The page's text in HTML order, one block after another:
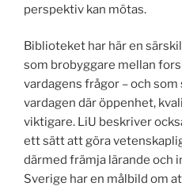
perspektiv kan mötas.
Biblioteket har här en
som brobyggare mellan
vardagens frågor – och
vardagen där öppenhet,
viktigare. LiU beskriver
ett sätt att göra
därmed främja lärande och
Sverige har en målbild om